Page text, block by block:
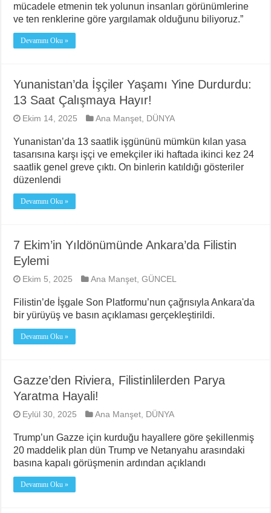
mücadele etmenin tek yolunun insanları görünümlerine
ve ten renklerine göre yargılamak olduğunu biliyoruz.”
Devamını Oku »
Yunanistan’da İşçiler Yaşamı Yine Durdurdu:
13 Saat Çalışmaya Hayır!
Ekim 14, 2025 Ana Manşet, DÜNYA
Yunanistan’da 13 saatlik işgününü mümkün kılan yasa
tasarısına karşı işçi ve emekçiler iki haftada ikinci kez 24
saatlik genel greve çıktı. On binlerin katıldığı gösteriler
düzenlendi
Devamını Oku »
7 Ekim’in Yıldönümünde Ankara’da Filistin
Eylemi
Ekim 5, 2025 Ana Manşet,GÜNCEL
Filistin’de İşgale Son Platformu’nun çağrısıyla Ankara'da
bir yürüyüş ve basın açıklaması gerçekleştirildi.
Devamını Oku »
Gazze’den Riviera, Filistinlilerden Parya
Yaratma Hayali!
Eylül 30, 2025 Ana Manşet, DÜNYA
Trump’un Gazze için kurduğu hayallere göre şekillenmiş
20 maddelik plan dün Trump ve Netanyahu arasındaki
basına kapalı görüşmenin ardından açıklandı
Devamını Oku »